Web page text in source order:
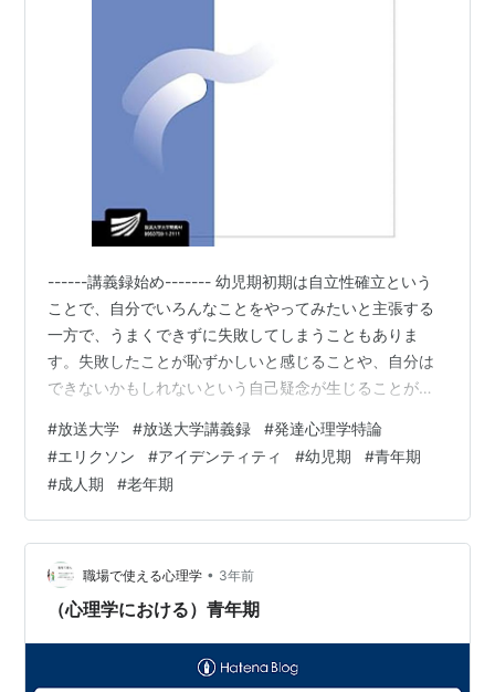
------講義録始め------- 幼児期初期は自立性確立という
ことで、自分でいろんなことをやってみたいと主張する
一方で、うまくできずに失敗してしまうこともありま
す。失敗したことが恥ずかしいと感じることや、自分は
できないかもしれないという自己疑念が生じることがあ
ならどうしてといった質問を盛んにすることからも知ら
れています。この時期は、積極的に世界に関わろうとす
る一方で、何か悪いことをしてしまったかもしれないと
いう罪悪感が芽生えることがあり、その両極の中で揺れ
動きます。学童期は「勤勉性対劣等感」として知られ、
学校で新しい知識を獲得し、一生懸命努…
#放送大学 #放送大学講義録 #発達心理学特論
#エリクソン #アイデンティティ #幼児期 #青年期
#成人期 #老年期
職場で使える心理学 • 3年前
（心理学における）青年期